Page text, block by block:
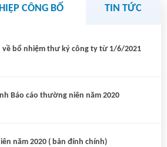
CÔNG BỐ TIN TỨC
về bổ nhiệm thư ký công ty từ 1/6/2021
Báo cáo thường niên năm 2020
năm 2020 ( bản đính chính)